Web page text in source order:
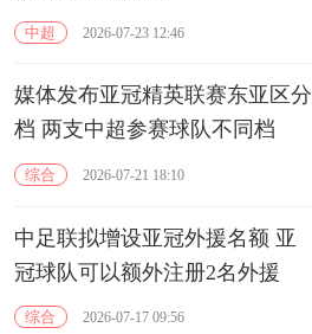
中超 2026-07-23 12:46
媒体发布亚冠精英联赛东亚区分
档 两支中超参赛球队不同档
综合 2026-07-21 18:10
中足联拟增设亚冠外援名额 亚
冠球队可以额外注册2名外援
综合 2026-07-17 09:56